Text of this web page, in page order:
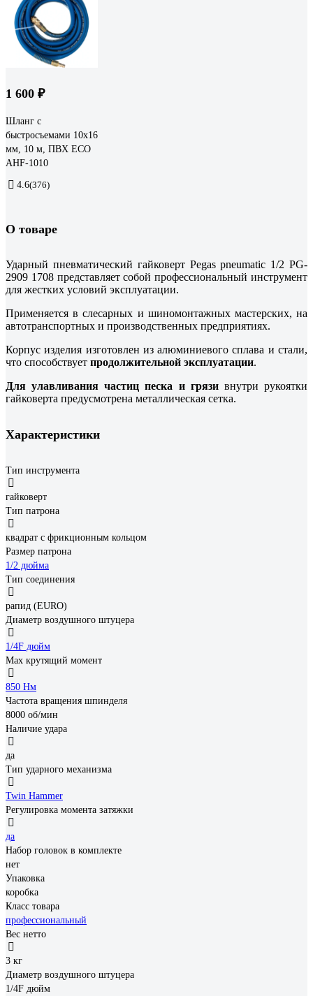
1 600 ₽
Шланг с
быстросъемами 10х16
мм, 10 м, ПВХ ECO
AHF-1010
4.6(376)
О товаре
Ударный пневматический гайковерт Pegas pneumatic 1/2 PG-
2909 1708 представляет собой профессиональный инструмент
для жестких условий эксплуатации.
Применяется в слесарных и шиномонтажных мастерских, на
автотранспортных и производственных предприятиях.
Корпус изделия изготовлен из алюминиевого сплава и стали,
что способствует продолжительной эксплуатации.
Для улавливания частиц песка и грязивнутри рукоятки
гайковерта предусмотрена металлическая сетка.
Характеристики
Тип инструмента
гайковерт
Тип патрона
квадрат с фрикционным кольцом
Размер патрона
1/2 дюйма
Тип соединения
рапид (EURO)
Диаметр воздушного штуцера
1/4F дюйм
Max крутящий момент
850 Нм
Частота вращения шпинделя
8000 об/мин
Наличие удара
да
Тип ударного механизма
Twin Hammer
Регулировка момента затяжки
да
Набор головок в комплекте
нет
Упаковка
коробка
Класс товара
профессиональный
Вес нетто
3 кг
Диаметр воздушного штуцера
1/4F дюйм